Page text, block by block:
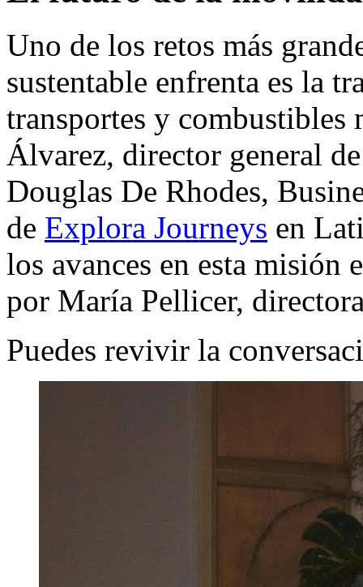
Uno de los retos más
sustentable enfrenta es la
transportes y combustibles
Álvarez, director general
Douglas De Rhodes,
de Explora Journeys en
los avances en esta misión
por María Pellicer,
Puedes revivir la